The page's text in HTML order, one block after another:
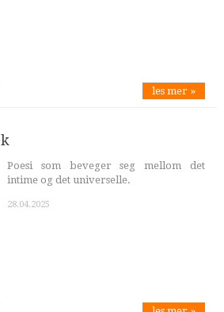
les mer »
Poesi som beveger seg mellom det
intime og det universelle.
28.04.2025